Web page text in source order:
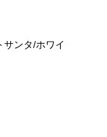
サンタ/ホワイ